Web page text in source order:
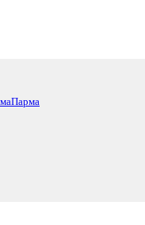
Парма